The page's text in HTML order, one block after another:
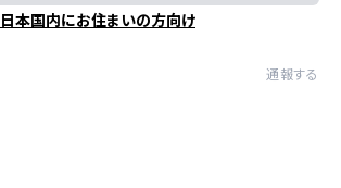
日本国内にお住まいの方向け
通報する